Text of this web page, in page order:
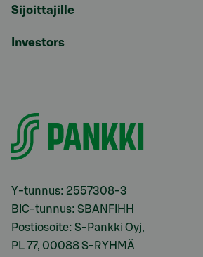
Sijoittajille
Investors
Y-tunnus: 2557308-3
BIC-tunnus: SBANFIHH
Postiosoite: S-Pankki Oyj,
PL 77, 00088 S-RYHMÄ